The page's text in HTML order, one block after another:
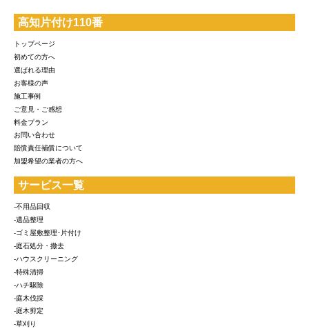
高知片付け110番
トップページ
初めての方へ
選ばれる理由
お客様の声
施工事例
ご意見・ご感想
料金プラン
お問い合わせ
賠償責任補償について
加盟希望の業者の方へ
サービス一覧
-不用品回収
-遺品整理
-ゴミ屋敷整理･片付け
-庭石処分・撤去
-ハウスクリーニング
-特殊清掃
-ハチ駆除
-庭木伐採
-庭木剪定
-草刈り